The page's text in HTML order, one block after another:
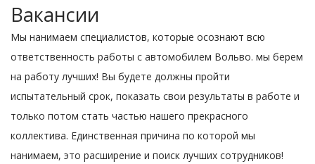
Вакансии
Мы нанимаем специалистов, которые осознают всю
ответственность работы с автомобилем Вольво. мы берем
на работу лучших! Вы будете должны пройти
испытательный срок, показать свои результаты в работе и
только потом стать частью нашего прекрасного
коллектива. Единственная причина по которой мы
нанимаем, это расширение и поиск лучших сотрудников!